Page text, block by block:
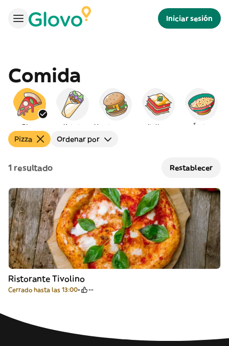
Iniciar sesión
Comida
Pizza Kebab Italiana Árabe
Pizza Ordenar por
1 resultado Restablecer
Ristorante Tivolino
Cerrado hasta las 13:00 --